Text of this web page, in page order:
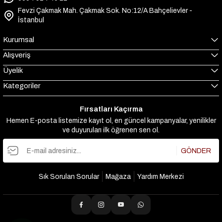
Fevzi Çakmak Mah. Çakmak Sok. No:12/A Bahçelievler -
İstanbul
Kurumsal
Alışveriş
Üyelik
Kategoriler
Fırsatları Kaçırma
Hemen E-posta listemize kayıt ol, en güncel kampanyalar, yenilikler
ve duyuruları ilk öğrenen sen ol.
GÖNDER
Sık Sorulan Sorular Mağaza Yardım Merkezi